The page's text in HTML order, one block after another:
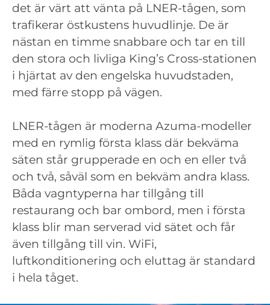
det är värt att vänta på LNER-tågen, som
trafikerar östkustens huvudlinje. De är
nästan en timme snabbare och tar en till
den stora och livliga King’s Cross-stationen
i hjärtat av den engelska huvudstaden,
med färre stopp på vägen.
LNER-tågen är moderna Azuma-modeller
med en rymlig första klass där bekväma
säten står grupperade en och en eller två
och två, såväl som en bekväm andra klass.
Båda vagntyperna har tillgång till
restaurang och bar ombord, men i första
klass blir man serverad vid sätet och får
även tillgång till vin. WiFi,
luftkonditionering och eluttag är standard
i hela tåget.